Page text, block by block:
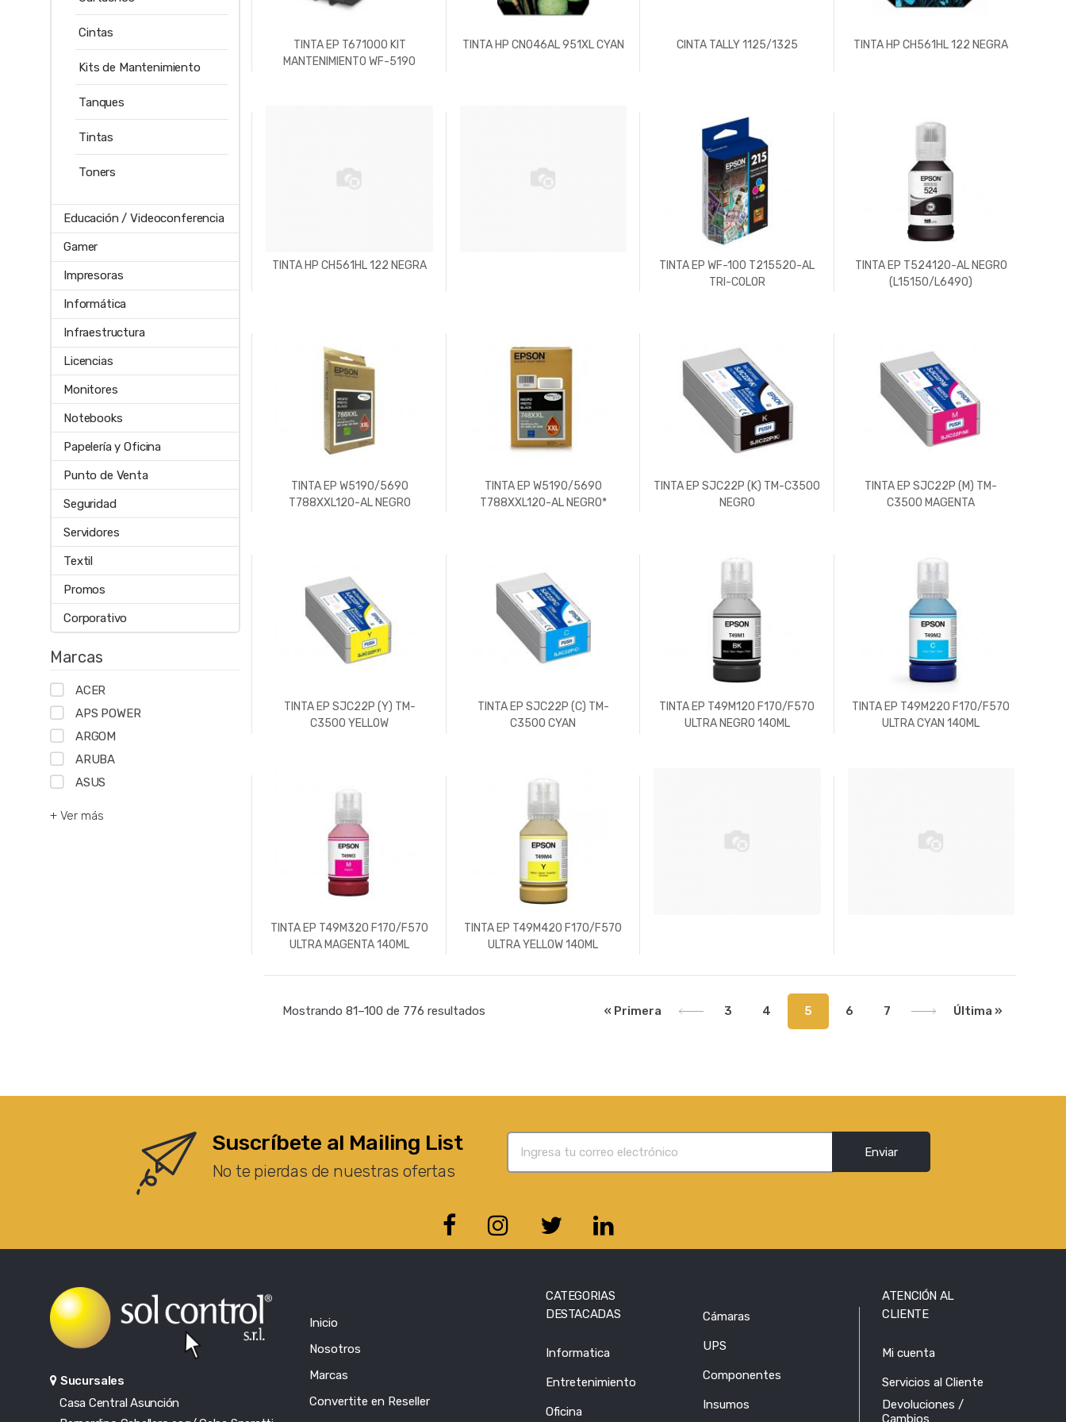
TINTA EP T671000 KIT
MANTENIMIENTO WF-5190
TINTA HP CN046AL 951XL CYAN CINTA TALLY 1125/1325 TINTA HP CH561HL 122 NEGRA
TINTA HP CH561HL 122 NEGRA
TINTA EP WF-100 T215520-AL
TRI-COLOR
TINTA EP T524120-AL NEGRO
(L15150/L6490)
TINTA EP W5190/5690
T788XXL120-AL NEGRO
TINTA EP W5190/5690
T788XXL120-AL NEGRO*
TINTA EP SJC22P (K) TM-C3500
NEGRO
TINTA EP SJC22P (M) TM-
C3500 MAGENTA
TINTA EP SJC22P (Y) TM-
C3500 YELLOW
TINTA EP SJC22P (C) TM-
C3500 CYAN
TINTA EP T49M120 F170/F570
ULTRA NEGRO 140ML
TINTA EP T49M220 F170/F570
ULTRA CYAN 140ML
TINTA EP T49M320 F170/F570
ULTRA MAGENTA 140ML
TINTA EP T49M420 F170/F570
ULTRA YELLOW 140ML
Mostrando 81–100 de 776 resultados « Primera 3 4 5 6 7 Última »
Cintas
Kits de Mantenimiento
Tanques
Tintas
Toners
Educación / Videoconferencia
Gamer
Impresoras
Informática
Infraestructura
Licencias
Monitores
Notebooks
Papelería y Oficina
Punto de Venta
Seguridad
Servidores
Textil
Promos
Corporativo
Marcas
ACER
APS POWER
ARGOM
ARUBA
ASUS
+ Ver más
Suscríbete al Mailing List
No te pierdas de nuestras ofertas
Enviar
Sucursales
Casa Central Asunción
Inicio
Nosotros
Marcas
Convertite en Reseller
CATEGORIAS
DESTACADAS
Informatica
Entretenimiento
Oficina
Cámaras
UPS
Componentes
Insumos
ATENCIÓN AL
CLIENTE
Mi cuenta
Servicios al Cliente
Devoluciones /
Cambios